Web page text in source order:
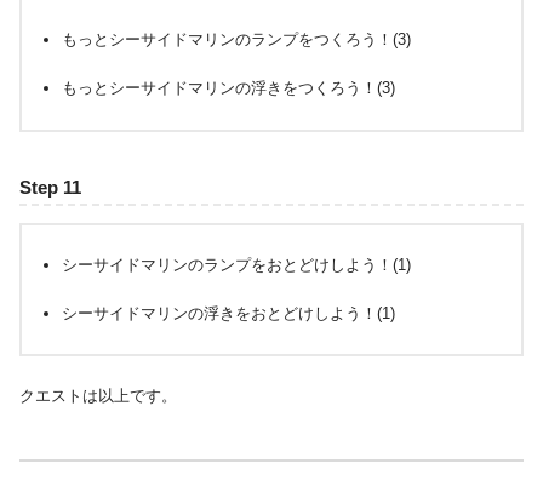
もっとシーサイドマリンのランプをつくろう！(3)
もっとシーサイドマリンの浮きをつくろう！(3)
Step 11
シーサイドマリンのランプをおとどけしよう！(1)
シーサイドマリンの浮きをおとどけしよう！(1)
クエストは以上です。